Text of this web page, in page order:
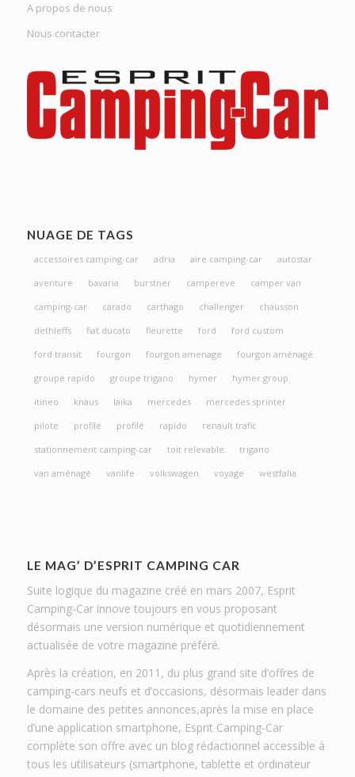
A propos de nous
Nous contacter
NUAGE DE TAGS
accessoires camping-car adria aire camping-car
autostar
aventure
bavaria burstner campereve
camper van
camping-car
carado carthago challenger
chausson
dethleffs
fiat ducato fleurette ford
ford custom
ford transit
fourgon fourgon amenage
fourgon aménagé
groupe rapido
groupe trigano hymer
hymer group
itineo
knaus laika mercedes
mercedes sprinter
pilote
profile profilé rapido
renault trafic
stationnement camping-car
toit relevable
trigano
van aménagé
vanlife volkswagen voyage westfalia
LE MAG’ D’ESPRIT CAMPING CAR
Suite logique du magazine créé en mars 2007, Esprit
Camping-Car innove toujours en vous proposant
désormais une version numérique et quotidiennement
actualisée de votre magazine préféré.
Après la création, en 2011, du plus grand site d’offres de
camping-cars neufs et d’occasions, désormais leader dans
le domaine des petites annonces,après la mise en place
d’une application smartphone, Esprit Camping-Car
complète son offre avec un blog rédactionnel accessible à
tous les utilisateurs (smartphone, tablette et ordinateur